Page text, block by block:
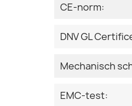
CE-norm:
DNV GL
Mechanisch
EMC-test: